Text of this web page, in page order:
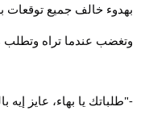
بهدوء خالف جميع توقعات
وتغضب عندما تراه وتطلب
-"طلباتك يا بهاء، عايز